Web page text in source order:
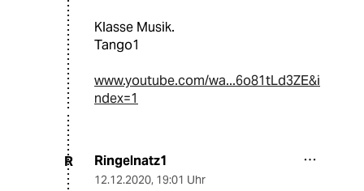
Klasse Musik.
Tango1
www.youtube.com/wa...6o81tLd3ZE&i
ndex=1
R Ringelnatz1
12.12.2020, 19:01 Uhr